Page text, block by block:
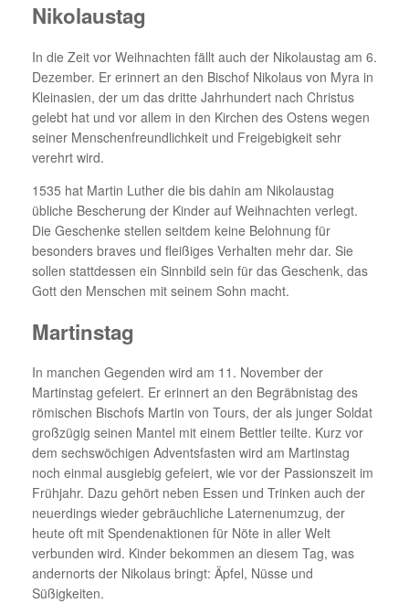
Nikolaustag
In die Zeit vor Weihnachten fällt auch der Nikolaustag am 6.
Dezember. Er erinnert an den Bischof Nikolaus von Myra in
Kleinasien, der um das dritte Jahrhundert nach Christus
gelebt hat und vor allem in den Kirchen des Ostens wegen
seiner Menschenfreundlichkeit und Freigebigkeit sehr
verehrt wird.
1535 hat Martin Luther die bis dahin am Nikolaustag
übliche Bescherung der Kinder auf Weihnachten verlegt.
Die Geschenke stellen seitdem keine Belohnung für
besonders braves und fleißiges Verhalten mehr dar. Sie
sollen stattdessen ein Sinnbild sein für das Geschenk, das
Gott den Menschen mit seinem Sohn macht.
Martinstag
In manchen Gegenden wird am 11. November der
Martinstag gefeiert. Er erinnert an den Begräbnistag des
römischen Bischofs Martin von Tours, der als junger Soldat
großzügig seinen Mantel mit einem Bettler teilte. Kurz vor
dem sechswöchigen Adventsfasten wird am Martinstag
noch einmal ausgiebig gefeiert, wie vor der Passionszeit im
Frühjahr. Dazu gehört neben Essen und Trinken auch der
neuerdings wieder gebräuchliche Laternenumzug, der
heute oft mit Spendenaktionen für Nöte in aller Welt
verbunden wird. Kinder bekommen an diesem Tag, was
andernorts der Nikolaus bringt: Äpfel, Nüsse und
Süßigkeiten.